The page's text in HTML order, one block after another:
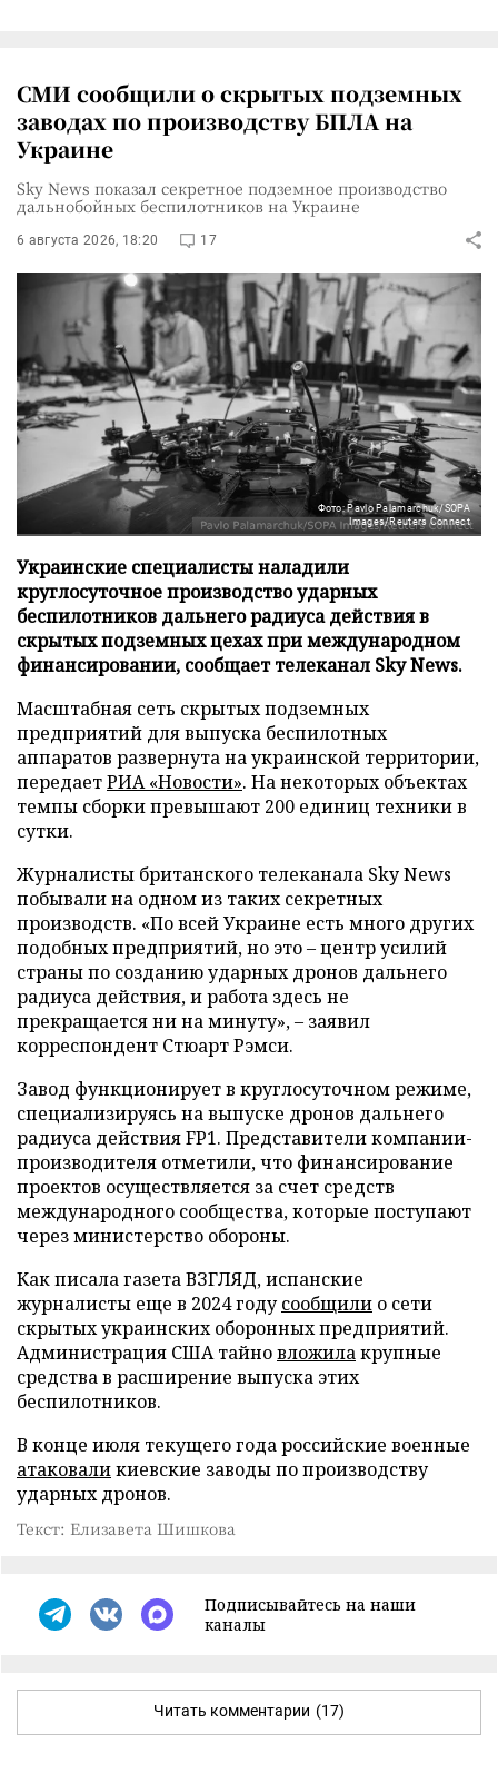
СМИ сообщили о скрытых подземных
заводах по производству БПЛА на
Украине
Sky News показал секретное подземное производство
дальнобойных беспилотников на Украине
6 августа 2026, 18:20 17
Фото: Pavlo Palamarchuk/SOPA
Images/Reuters Connect
Украинские специалисты наладили
круглосуточное производство ударных
беспилотников дальнего радиуса действия в
скрытых подземных цехах при международном
финансировании, сообщает телеканал Sky News.
Масштабная сеть скрытых подземных
предприятий для выпуска беспилотных
аппаратов развернута на украинской территории,
передаетРИА «Новости». На некоторых объектах
темпы сборки превышают 200 единиц техники в
сутки.
Журналисты британского телеканала Sky News
побывали на одном из таких секретных
производств. «По всей Украине есть много других
подобных предприятий, но это – центр усилий
страны по созданию ударных дронов дальнего
радиуса действия, и работа здесь не
прекращается ни на минуту», – заявил
корреспондент Стюарт Рэмси.
Завод функционирует в круглосуточном режиме,
специализируясь на выпуске дронов дальнего
радиуса действия FP1. Представители компании-
производителя отметили, что финансирование
проектов осуществляется за счет средств
международного сообщества, которые поступают
через министерство обороны.
Как писала газета ВЗГЛЯД, испанские
журналисты еще в 2024 годусообщили о сети
скрытых украинских оборонных предприятий.
Администрация США тайновложилакрупные
средства в расширение выпуска этих
беспилотников.
В конце июля текущего года российские военные
атаковаликиевские заводы по производству
ударных дронов.
Текст: Елизавета Шишкова
Подписывайтесь на наши
каналы
Читать комментарии (17)